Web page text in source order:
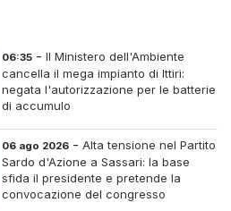
06:35 -Il Ministero dell'Ambiente
cancella il mega impianto di Ittiri:
negata l'autorizzazione per le batterie
di accumulo
06 ago 2026 -Alta tensione nel Partito
Sardo d'Azione a Sassari: la base
sfida il presidente e pretende la
convocazione del congresso